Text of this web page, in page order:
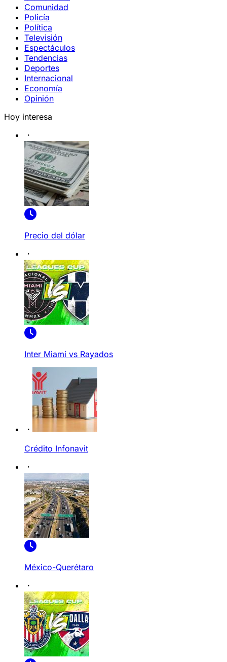
Comunidad
Policía
Política
Televisión
Espectáculos
Tendencias
Deportes
Internacional
Economía
Opinión
Hoy interesa
Precio del dólar
Inter Miami vs Rayados
Crédito Infonavit
México-Querétaro